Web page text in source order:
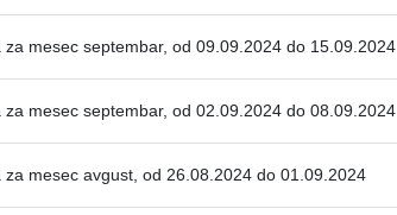
mesec septembar, od 09.09.2024 do 15.09.2024
mesec septembar, od 02.09.2024 do 08.09.2024
mesec avgust, od 26.08.2024 do 01.09.2024